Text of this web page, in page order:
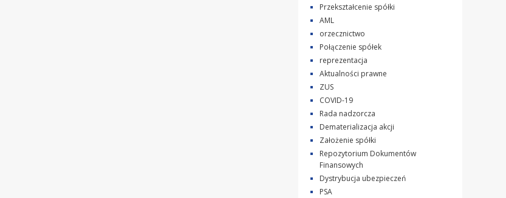
Przekształcenie spółki
AML
orzecznictwo
Połączenie spółek
reprezentacja
Aktualności prawne
ZUS
COVID-19
Rada nadzorcza
Dematerializacja akcji
Założenie spółki
Repozytorium Dokumentów
Finansowych
Dystrybucja ubezpieczeń
PSA